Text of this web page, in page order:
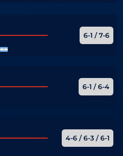
6-1 / 7-6
6-1 / 6-4
4-6 / 6-3 / 6-1